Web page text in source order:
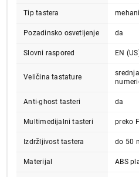
Tip tastera
Pozadinsko osvetljenje da
Slovni raspored EN
Veličina tastature
Anti-ghost tasteri da
Multimedijalni tasteri preko
Izdržljivost tastera do 50
Materijal ABS